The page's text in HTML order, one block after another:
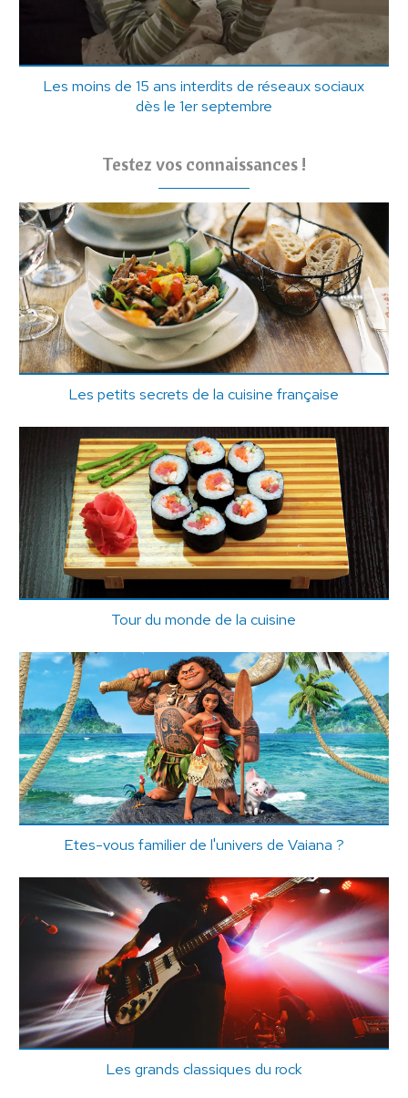
Les moins de 15 ans interdits de réseaux sociaux
dès le 1er septembre
Testez vos connaissances !
Les petits secrets de la cuisine française
Tour du monde de la cuisine
Etes-vous familier de l'univers de Vaiana ?
Les grands classiques du rock